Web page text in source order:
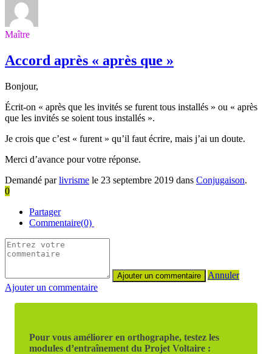
Maître
Accord après « après que »
Bonjour,
Écrit-on « après que les invités se furent tous installés » ou « après
que les invités se soient tous installés ».
Je crois que c’est « furent » qu’il faut écrire, mais j’ai un doute.
Merci d’avance pour votre réponse.
Demandé parlivrisme le 23 septembre 2019 dans Conjugaison.
0
Partager
Commentaire(0)
Annuler
Ajouter un commentaire
Pour vous améliorer en orthographe, testez les
modules d’entraînement du Projet Voltaire :